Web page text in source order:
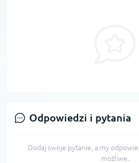
Odpowiedzi i pytania
Dodaj swoje pytanie, a my
możliwe.